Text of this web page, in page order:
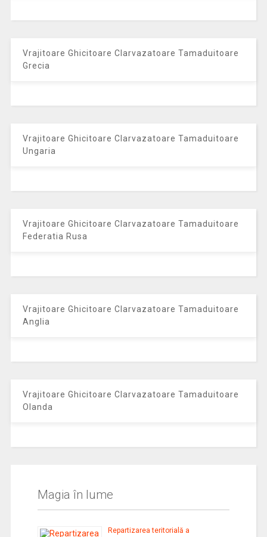
Vrajitoare Ghicitoare Clarvazatoare Tamaduitoare
Grecia
Vrajitoare Ghicitoare Clarvazatoare Tamaduitoare
Ungaria
Vrajitoare Ghicitoare Clarvazatoare Tamaduitoare
Federatia Rusa
Vrajitoare Ghicitoare Clarvazatoare Tamaduitoare
Anglia
Vrajitoare Ghicitoare Clarvazatoare Tamaduitoare
Olanda
Magia în lume
Repartizarea teritorială a